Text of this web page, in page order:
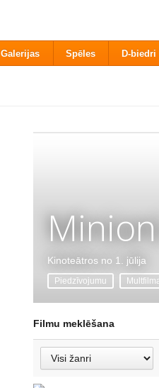
Galerijas Spēles D-biedri
Kinoteātros no 1. jūlija
Piedzīvojumu
Filmu meklēšana